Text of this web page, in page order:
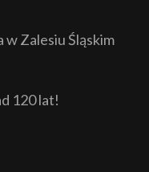
Zalesiu Śląskim
120 lat!